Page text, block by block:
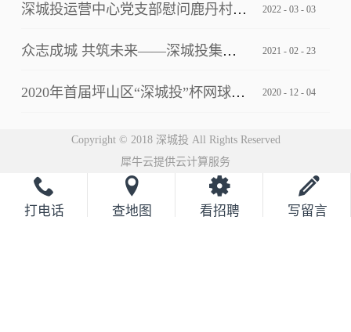
深城投运营中心党支部慰问鹿丹村社区疫情防控一线工作人员 2022 - 03 - 03
众志成城 共筑未来——深城投集团2021云年会圆满落幕 2021 - 02 - 23
2020年首届坪山区“深城投”杯网球邀请赛完美落幕 2020 - 12 - 04
Copyright © 2018 深城投 All Rights Reserved
犀牛云提供云计算服务
打电话 查地图 看招聘 写留言